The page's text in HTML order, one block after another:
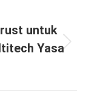
untuk
Yasa